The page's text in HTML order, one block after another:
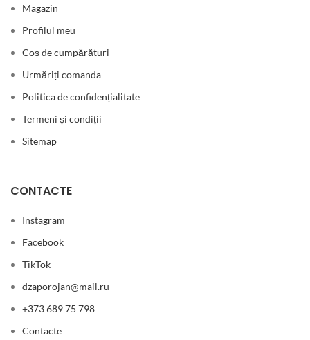
Magazin
Profilul meu
Coș de cumpărături
Urmăriți comanda
Politica de confidențialitate
Termeni și condiții
Sitemap
CONTACTE
Instagram
Facebook
TikTok
dzaporojan@mail.ru
+373 689 75 798
Contacte